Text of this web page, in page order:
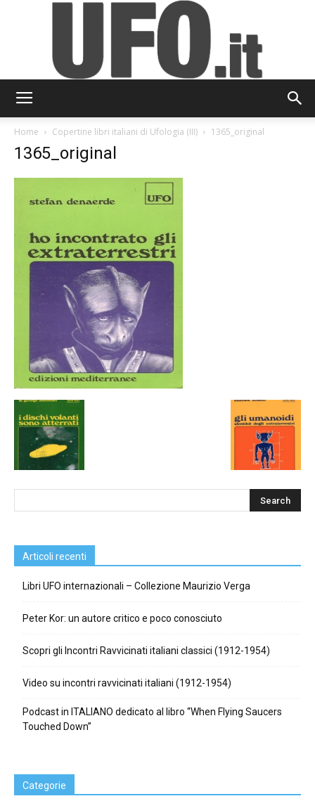
Home Copertine libri italiani di Ufologia (III) 1365_original
1365_original
Articoli recenti
Libri UFO internazionali – Collezione Maurizio Verga
Peter Kor: un autore critico e poco conosciuto
Scopri gli Incontri Ravvicinati italiani classici (1912-1954)
Video su incontri ravvicinati italiani (1912-1954)
Podcast in ITALIANO dedicato al libro “When Flying Saucers
Touched Down”
Categorie